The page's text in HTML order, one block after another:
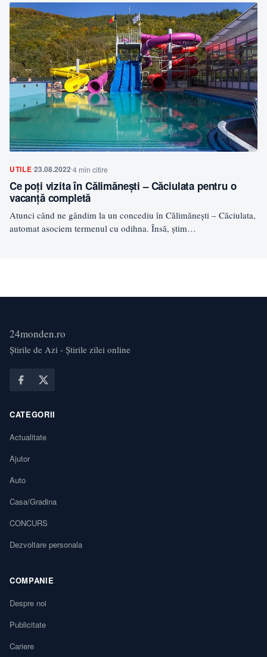
UTILE 23.08.2022 4 min citire
Ce poţi vizita în Călimănești – Căciulata pentru o
vacanţă completă
Atunci când ne gândim la un concediu în Călimănești – Căciulata,
automat asociem termenul cu odihna. Însă, știm…
24monden.ro
Știrile de Azi - Știrile zilei online
CATEGORII
Actualitate
Ajutor
Auto
Casa/Gradina
CONCURS
Dezvoltare personala
COMPANIE
Despre noi
Publicitate
Cariere